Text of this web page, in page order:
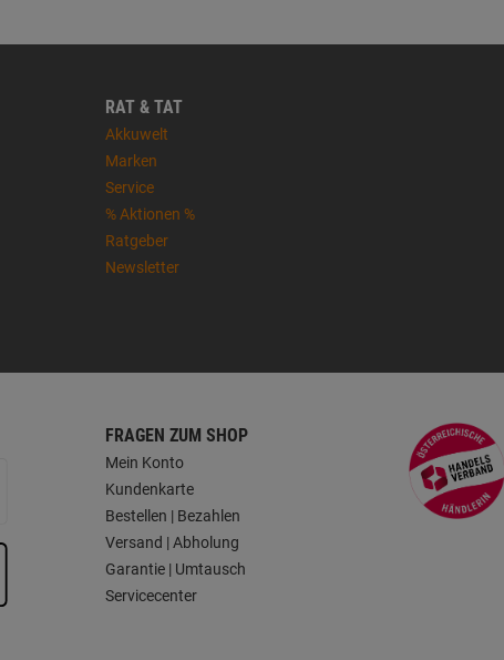
RAT & TAT
Akkuwelt
Marken
Service
% Aktionen %
Ratgeber
Newsletter
FRAGEN ZUM SHOP
Mein Konto
Kundenkarte
Bestellen | Bezahlen
Versand | Abholung
Garantie | Umtausch
Servicecenter